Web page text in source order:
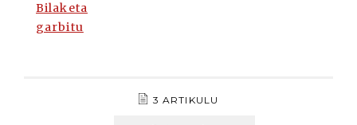
Bilaketa
garbitu
3 ARTIKULU